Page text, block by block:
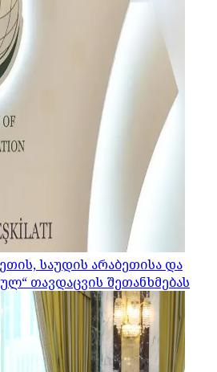
საუდის არაბეთისა და
თავდაცვის შეთანხმებას